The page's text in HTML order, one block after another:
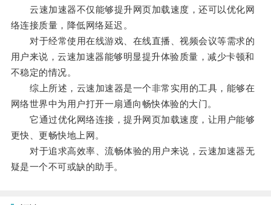
云速加速器不仅能够提升网页加载速度，还可以优化网
络连接质量，降低网络延迟。
对于经常使用在线游戏、在线直播、视频会议等需求的
用户来说，云速加速器能够明显提升体验质量，减少卡顿和
不稳定的情况。
综上所述，云速加速器是一个非常实用的工具，能够在
网络世界中为用户打开一扇通向畅快体验的大门。
它通过优化网络连接，提升网页加载速度，让用户能够
更快、更畅快地上网。
对于追求高效率、流畅体验的用户来说，云速加速器无
疑是一个不可或缺的助手。